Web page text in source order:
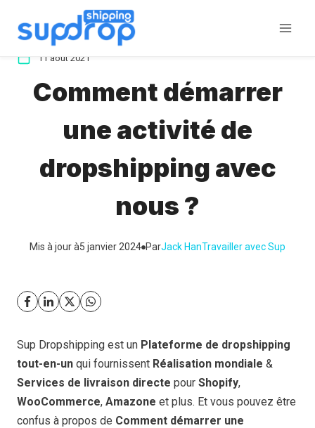
11 août 2021
Comment démarrer
une activité de
dropshipping avec
nous ?
Mis à jour à5 janvier 2024 ParJack HanTravailler avec Sup
Sup Dropshipping est un Plateforme de dropshipping
tout-en-un qui fournissent Réalisation mondiale &
Services de livraison directe pour Shopify,
WooCommerce, Amazone et plus. Et vous pouvez être
confus à propos de Comment démarrer une